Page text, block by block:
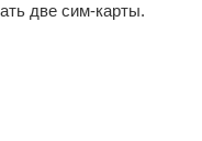
две сим-карты.